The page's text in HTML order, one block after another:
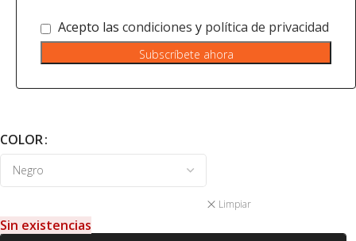
Acepto las condiciones y política de privacidad
Subscríbete ahora
COLOR
Limpiar
Sin existencias